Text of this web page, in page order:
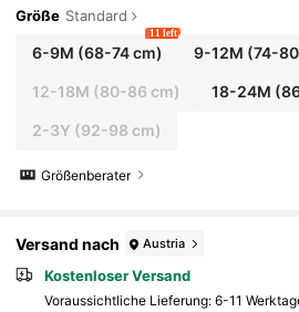
h)
Größe Standard
6-9M (68-74 cm)
11 left
9-12M (74-
12-18M (80-86 cm) 18-24M
2-3Y (92-98 cm)
Größenberater
Versand nach Austria
Kostenloser Versand
Voraussichtliche Lieferung: 6-11